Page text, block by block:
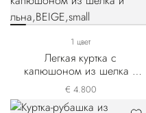
1 цвет
Легкая куртка с
капюшоном из шелка и
льна
€ 4.800